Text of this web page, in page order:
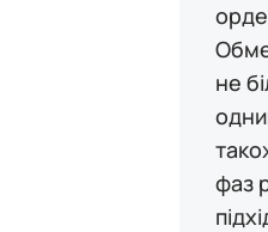
не
фаз